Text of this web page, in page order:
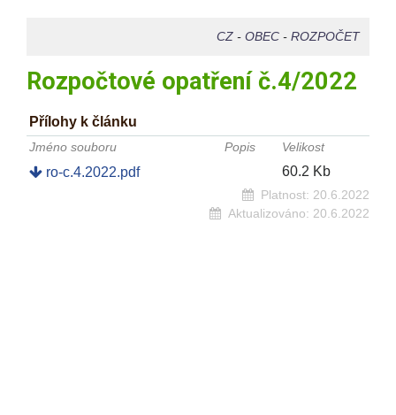
CZ- OBEC- ROZPOČET
Rozpočtové opatření č.4/2022
Přílohy k článku
Jméno souboru Popis Velikost
ro-c.4.2022.pdf 60.2 Kb
Platnost: 20.6.2022
Aktualizováno: 20.6.2022